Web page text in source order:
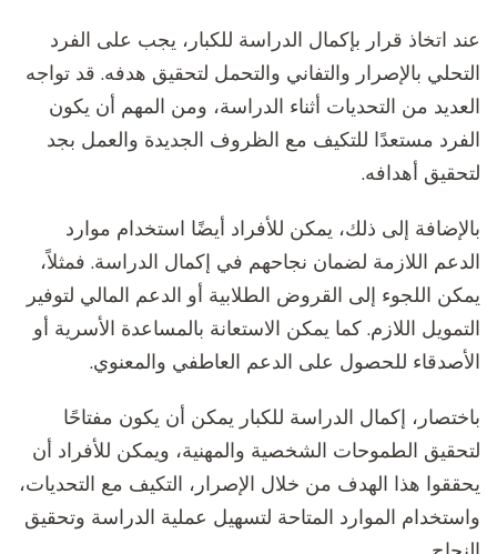
عند اتخاذ قرار بإكمال الدراسة للكبار، يجب على الفرد
التحلي بالإصرار والتفاني والتحمل لتحقيق هدفه. قد تواجه
العديد من التحديات أثناء الدراسة، ومن المهم أن يكون
الفرد مستعدًا للتكيف مع الظروف الجديدة والعمل بجد
لتحقيق أهدافه.
بالإضافة إلى ذلك، يمكن للأفراد أيضًا استخدام موارد
الدعم اللازمة لضمان نجاحهم في إكمال الدراسة. فمثلاً،
يمكن اللجوء إلى القروض الطلابية أو الدعم المالي لتوفير
التمويل اللازم. كما يمكن الاستعانة بالمساعدة الأسرية أو
الأصدقاء للحصول على الدعم العاطفي والمعنوي.
باختصار، إكمال الدراسة للكبار يمكن أن يكون مفتاحًا
لتحقيق الطموحات الشخصية والمهنية، ويمكن للأفراد أن
يحققوا هذا الهدف من خلال الإصرار، التكيف مع التحديات،
واستخدام الموارد المتاحة لتسهيل عملية الدراسة وتحقيق